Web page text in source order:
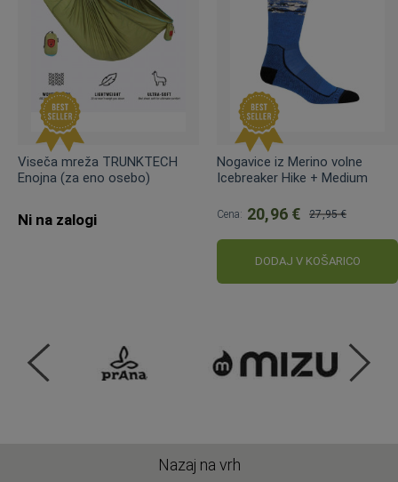
Viseča mreža TRUNKTECH
Enojna (za eno osebo)
Ni na zalogi
Nogavice iz Merino volne
Icebreaker Hike + Medium
Cena: 20,96 €
cena:
27,95 €
DODAJ V KOŠARICO
Nazaj na vrh